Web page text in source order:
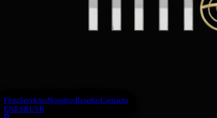
FlotaServiciosNosotrosReseñasContacto
ENESRUSR